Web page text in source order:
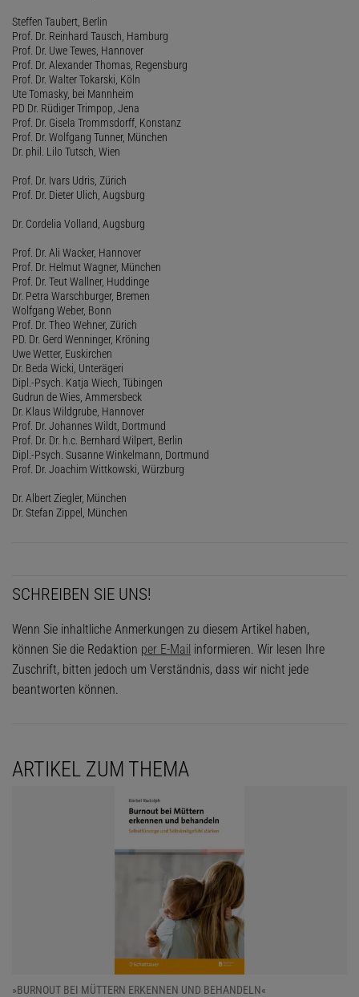
Steffen Taubert, Berlin
Prof. Dr. Reinhard Tausch, Hamburg
Prof. Dr. Uwe Tewes, Hannover
Prof. Dr. Alexander Thomas, Regensburg
Prof. Dr. Walter Tokarski, Köln
Ute Tomasky, bei Mannheim
PD Dr. Rüdiger Trimpop, Jena
Prof. Dr. Gisela Trommsdorff, Konstanz
Prof. Dr. Wolfgang Tunner, München
Dr. phil. Lilo Tutsch, Wien
Prof. Dr. Ivars Udris, Zürich
Prof. Dr. Dieter Ulich, Augsburg
Dr. Cordelia Volland, Augsburg
Prof. Dr. Ali Wacker, Hannover
Prof. Dr. Helmut Wagner, München
Prof. Dr. Teut Wallner, Huddinge
Dr. Petra Warschburger, Bremen
Wolfgang Weber, Bonn
Prof. Dr. Theo Wehner, Zürich
PD. Dr. Gerd Wenninger, Kröning
Uwe Wetter, Euskirchen
Dr. Beda Wicki, Unterägeri
Dipl.-Psych. Katja Wiech, Tübingen
Gudrun de Wies, Ammersbeck
Dr. Klaus Wildgrube, Hannover
Prof. Dr. Johannes Wildt, Dortmund
Prof. Dr. Dr. h.c. Bernhard Wilpert, Berlin
Dipl.-Psych. Susanne Winkelmann, Dortmund
Prof. Dr. Joachim Wittkowski, Würzburg
Dr. Albert Ziegler, München
Dr. Stefan Zippel, München
SCHREIBEN SIE UNS!
Wenn Sie inhaltliche Anmerkungen zu diesem Artikel haben,
können Sie die Redaktion per E-Mail informieren. Wir lesen Ihre
Zuschrift, bitten jedoch um Verständnis, dass wir nicht jede
beantworten können.
ARTIKEL ZUM THEMA
»BURNOUT BEI MÜTTERN ERKENNEN UND BEHANDELN«